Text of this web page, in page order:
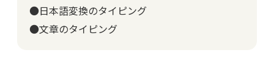
●日本語変換のタイピング
●文章のタイピング